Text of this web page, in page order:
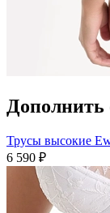
Дополнить
Трусы высокие
6 590 ₽